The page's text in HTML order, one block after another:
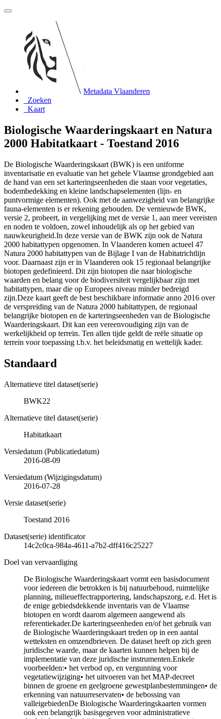
Metadata Vlaanderen
Zoeken
Kaart
Biologische Waarderingskaart en Natura
2000 Habitatkaart - Toestand 2016
De Biologische Waarderingskaart (BWK) is een uniforme
inventarisatie en evaluatie van het gehele Vlaamse grondgebied aan
de hand van een set karteringseenheden die staan voor vegetaties,
bodembedekking en kleine landschapselementen (lijn- en
puntvormige elementen). Ook met de aanwezigheid van belangrijke
fauna-elementen is er rekening gehouden. De vernieuwde BWK,
versie 2, probeert, in vergelijking met de versie 1, aan meer vereisten
en noden te voldoen, zowel inhoudelijk als op het gebied van
nauwkeurigheid.In deze versie van de BWK zijn ook de Natura
2000 habitattypen opgenomen. In Vlaanderen komen actueel 47
Natura 2000 habitattypen van de Bijlage I van de Habitatrichtlijn
voor. Daarnaast zijn er in Vlaanderen ook 15 regionaal belangrijke
biotopen gedefinieerd. Dit zijn biotopen die naar biologische
waarden en belang voor de biodiversiteit vergelijkbaar zijn met
habitattypen, maar die op Europees niveau minder bedreigd
zijn.Deze kaart geeft de best beschikbare informatie anno 2016 over
de verspreiding van de Natura 2000 habitattypen, de regionaal
belangrijke biotopen en de karteringseenheden van de Biologische
Waarderingskaart. Dit kan een vereenvoudiging zijn van de
werkelijkheid op terrein. Ten allen tijde geldt de reële situatie op
terrein voor toepassing t.b.v. het beleidsmatig en wettelijk kader.
Standaard
Alternatieve titel dataset(serie)
BWK22
Alternatieve titel dataset(serie)
Habitatkaart
Versiedatum (Publicatiedatum)
2016-08-09
Versiedatum (Wijzigingsdatum)
2016-07-28
Versie dataset(serie)
Toestand 2016
Dataset(serie) identificator
14c2c0ca-984a-4611-a7b2-dff416c25227
Doel van vervaardiging
De Biologische Waarderingskaart vormt een basisdocument
voor iedereen die betrokken is bij natuurbehoud, ruimtelijke
planning, milieueffectrapportering, landschapszorg, e.d. Het is
de enige gebiedsdekkende inventaris van de Vlaamse
biotopen en wordt daarom algemeen aangewend als
referentiekader.De karteringseenheden en/of het gebruik van
de Biologische Waarderingskaart treden op in een aantal
wetteksten en omzendbrieven. De dataset heeft op zich geen
juridische waarde, maar de kaarten kunnen helpen bij de
implementatie van deze juridische instrumenten.Enkele
voorbeelden:• het verbod op, en vergunning voor
vegetatiewijziging• het uitvoeren van het MAP-decreet
binnen de groene en geelgroene gewestplanbestemmingen• de
erkenning van natuurreservaten• de bebossing van
valleigebiedenDe Biologische Waarderingskaarten vormen
ook een belangrijk basisgegeven voor administratieve